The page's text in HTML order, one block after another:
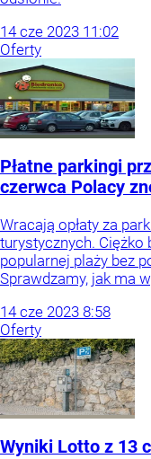
14 cze 2023 11:02
Oferty
Płatne parkingi
czerwca Polacy
Wracają opłaty za
turystycznych.
popularnej plaży bez
Sprawdzamy, jak ma
14 cze 2023 8:58
Oferty
Wyniki Lotto z 13